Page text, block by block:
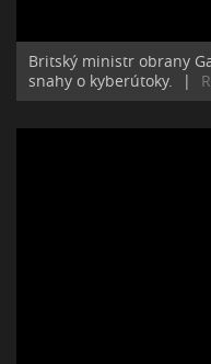
Britský ministr obrany
snahy o kyberútoky.
|